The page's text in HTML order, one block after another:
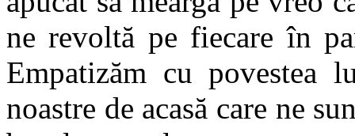
ne revoltă pe fiecare în
Empatizăm cu povestea
noastre de acasă care ne